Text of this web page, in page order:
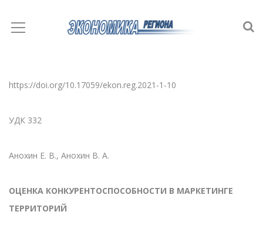
https://doi.org/10.17059/ekon.reg.2021-1-10
УДК 332
Анохин Е. В., Анохин В. А.
ОЦЕНКА КОНКУРЕНТОСПОСОБНОСТИ В МАРКЕТИНГЕ
ТЕРРИТОРИЙ